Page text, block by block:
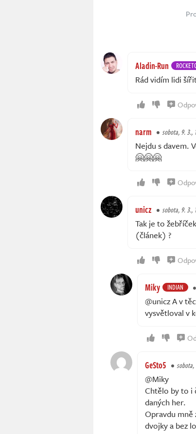
Aladin-Run
Rád vidím lidi
narm sobota, 9. 3.,
Nejdu s davem.
🤗🤗🤗
unicz sobota, 9. 3.,
Tak je to
(článek) ?
Miky INDIAN
@unicz A v
vysvětloval v
GeSto5 sobota,
@Miky
Chtělo by to i
daných her.
Opravdu mně
dvojky a bez